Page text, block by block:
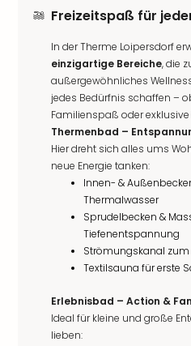
Freizeitspaß für
In der Therme Loipersdorf
einzigartige Bereiche, die
außergewöhnliches
jedes Bedürfnis schaffen –
Familienspaß oder
Thermenbad –
Hier dreht sich alles ums
neue Energie tanken:
Innen- &
Thermalwasser
Sprudelbecken &
Tiefenentspannung
Strömungskanal
Textilsauna für erste
Erlebnisbad – Action &
Ideal für kleine und große
lieben: